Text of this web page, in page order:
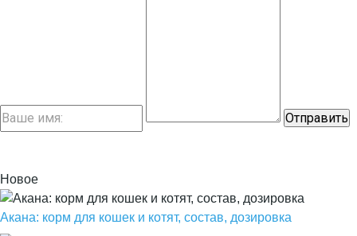
Новое
Акана: корм для кошек и котят, состав, дозировка